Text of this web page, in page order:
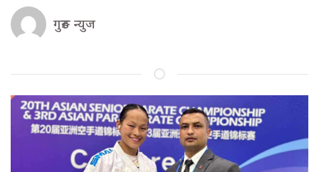
गुरुङ न्युज